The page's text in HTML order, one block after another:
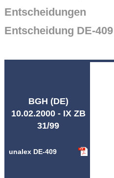
Normtexte
Rechtsprechung
Entscheidungen
Entscheidung DE-409
BGH (DE)
10.02.2000 - IX ZB
31/99
unalex DE-409